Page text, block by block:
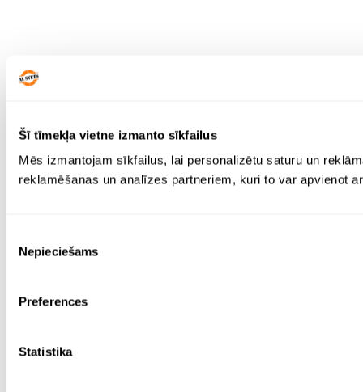
Šī tīmekļa vietne izmanto sīkfailus
Mēs izmantojam sīkfailus, lai personalizētu saturu un
reklamēšanas un analīzes partneriem, kuri to var apvienot
izvēle
Nepieciešams
Preferences
Statistika